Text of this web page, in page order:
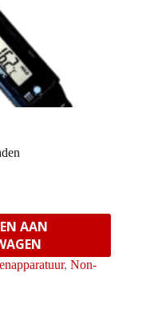
AAN
, Non-